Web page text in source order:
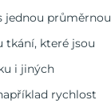
jednou průměrnou
tkání, které jsou
i jiných
rychlost